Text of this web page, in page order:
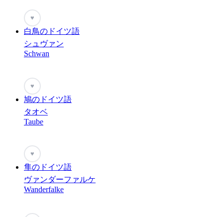
♥
白鳥のドイツ語
シュヴァン
Schwan
♥
鳩のドイツ語
タオベ
Taube
♥
隼のドイツ語
ヴァンダーファルケ
Wanderfalke